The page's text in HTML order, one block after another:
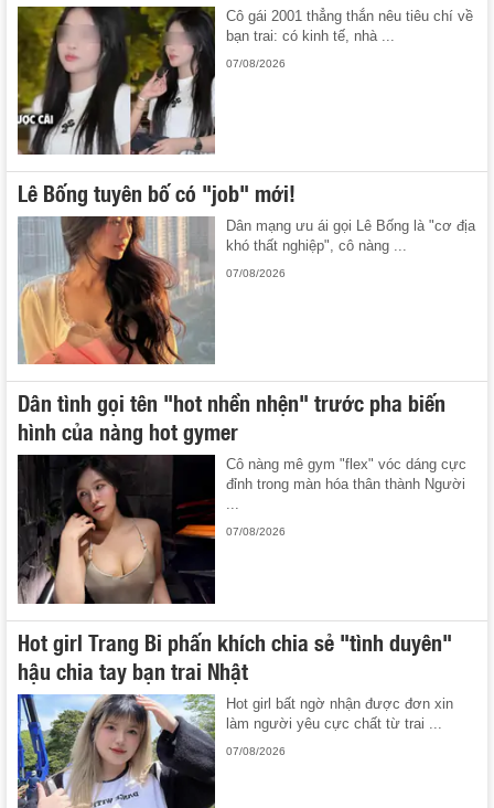
Cô gái 2001 thẳng thắn nêu tiêu chí về
bạn trai: có kinh tế, nhà ...
07/08/2026
Lê Bống tuyên bố có "job" mới!
Dân mạng ưu ái gọi Lê Bống là "cơ địa
khó thất nghiệp", cô nàng ...
07/08/2026
Dân tình gọi tên "hot nhền nhện" trước pha biến
hình của nàng hot gymer
Cô nàng mê gym "flex" vóc dáng cực
đỉnh trong màn hóa thân thành Người
...
07/08/2026
Hot girl Trang Bi phấn khích chia sẻ "tình duyên"
hậu chia tay bạn trai Nhật
Hot girl bất ngờ nhận được đơn xin
làm người yêu cực chất từ trai ...
07/08/2026